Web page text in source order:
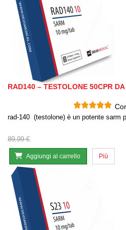
RAD140 – TESTOLONE 50CPR
rad-140 (testolone) è un potente sarm
89,99 €
Aggiungi al carrello Più